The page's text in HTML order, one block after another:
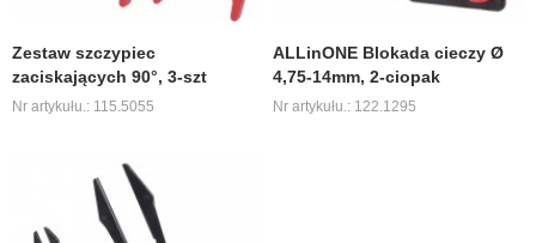
Zestaw szczypiec
zaciskających 90°, 3-szt
Nr artykułu.: 115.5055
ALLinONE Blokada cieczy Ø
4,75-14mm, 2-ciopak
Nr artykułu.: 122.1295